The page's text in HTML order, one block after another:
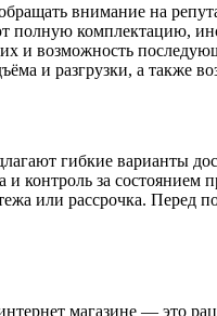
внимание на
полную комплектацию,
и возможность
и разгрузки, а также
гибкие варианты
и контроль за
или рассрочка. Перед
магазине — это